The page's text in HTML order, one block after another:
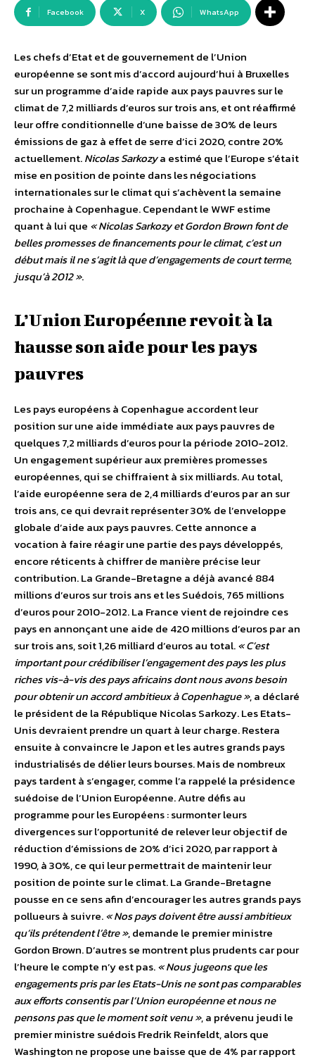
Facebook X WhatsApp
Les chefs d’Etat et de gouvernement de l’Union
européenne se sont mis d’accord aujourd’hui à Bruxelles
sur un programme d’aide rapide aux pays pauvres sur le
climat de 7,2 milliards d’euros sur trois ans, et ont réaffirmé
leur offre conditionnelle d’une baisse de 30% de leurs
émissions de gaz à effet de serre d’ici 2020, contre 20%
actuellement.Nicolas Sarkozya estimé que l’Europe s’était
mise en position de pointe dans les négociations
internationales sur le climat qui s’achèvent la semaine
prochaine à Copenhague. Cependant le WWF estime
quant à lui que « Nicolas Sarkozy et Gordon Brown font de
belles promesses de financements pour le climat, c’est un
début mais il ne s’agit là que d’engagements de court terme,
jusqu’à 2012 ».
L’Union Européenne revoit à la
hausse son aide pour les pays
pauvres
Les pays européens à Copenhague accordent leur
position sur une aide immédiate aux pays pauvres de
quelques 7,2 milliards d’euros pour la période 2010-2012.
Un engagement supérieur aux premières promesses
européennes, qui se chiffraient à six milliards. Au total,
l’aide européenne sera de 2,4 milliards d’euros par an sur
trois ans, ce qui devrait représenter 30% de l’enveloppe
globale d’aide aux pays pauvres. Cette annonce a
vocation à faire réagir une partie des pays développés,
encore réticents à chiffrer de manière précise leur
contribution. La Grande-Bretagne a déjà avancé 884
millions d’euros sur trois ans et les Suédois, 765 millions
d’euros pour 2010-2012. La France vient de rejoindre ces
pays en annonçant une aide de 420 millions d’euros par an
sur trois ans, soit 1,26 milliard d’euros au total.« C’est
important pour crédibiliser l’engagement des pays les plus
riches vis-à-vis des pays africains dont nous avons besoin
pour obtenir un accord ambitieux à Copenhague », a déclaré
le président de la République Nicolas Sarkozy. Les Etats-
Unis devraient prendre un quart à leur charge. Restera
ensuite à convaincre le Japon et les autres grands pays
industrialisés de délier leurs bourses. Mais de nombreux
pays tardent à s’engager, comme l’a rappelé la présidence
suédoise de l’Union Européenne. Autre défis au
programme pour les Européens : surmonter leurs
divergences sur l’opportunité de relever leur objectif de
réduction d’émissions de 20% d’ici 2020, par rapport à
1990, à 30%, ce qui leur permettrait de maintenir leur
position de pointe sur le climat. La Grande-Bretagne
pousse en ce sens afin d’encourager les autres grands pays
pollueurs à suivre.« Nos pays doivent être aussi ambitieux
qu’ils prétendent l’être », demande le premier ministre
Gordon Brown. D’autres se montrent plus prudents car pour
l’heure le compte n’y est pas.« Nous jugeons que les
engagements pris par les Etats-Unis ne sont pas comparables
aux efforts consentis par l’Union européenne et nous ne
pensons pas que le moment soit venu », a prévenu jeudi le
premier ministre suédois Fredrik Reinfeldt, alors que
Washington ne propose une baisse que de 4% par rapport